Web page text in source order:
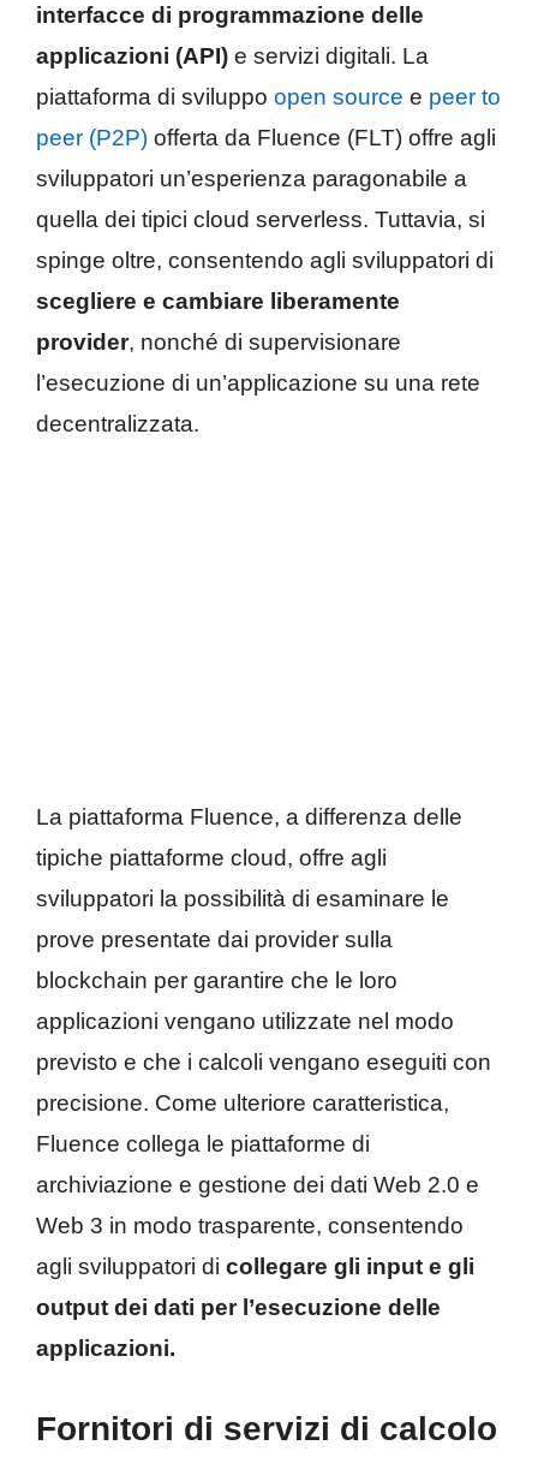
interfacce di programmazione delle
applicazioni (API) e servizi digitali. La
piattaforma di sviluppo open source e peer to
peer (P2P) offerta da Fluence (FLT) offre agli
sviluppatori un’esperienza paragonabile a
quella dei tipici cloud serverless. Tuttavia, si
spinge oltre, consentendo agli sviluppatori di
scegliere e cambiare liberamente
provider, nonché di supervisionare
l’esecuzione di un’applicazione su una rete
decentralizzata.
La piattaforma Fluence, a differenza delle
tipiche piattaforme cloud, offre agli
sviluppatori la possibilità di esaminare le
prove presentate dai provider sulla
blockchain per garantire che le loro
applicazioni vengano utilizzate nel modo
previsto e che i calcoli vengano eseguiti con
precisione. Come ulteriore caratteristica,
Fluence collega le piattaforme di
archiviazione e gestione dei dati Web 2.0 e
Web 3 in modo trasparente, consentendo
agli sviluppatori di collegare gli input e gli
output dei dati per l’esecuzione delle
applicazioni.
Fornitori di servizi di calcolo